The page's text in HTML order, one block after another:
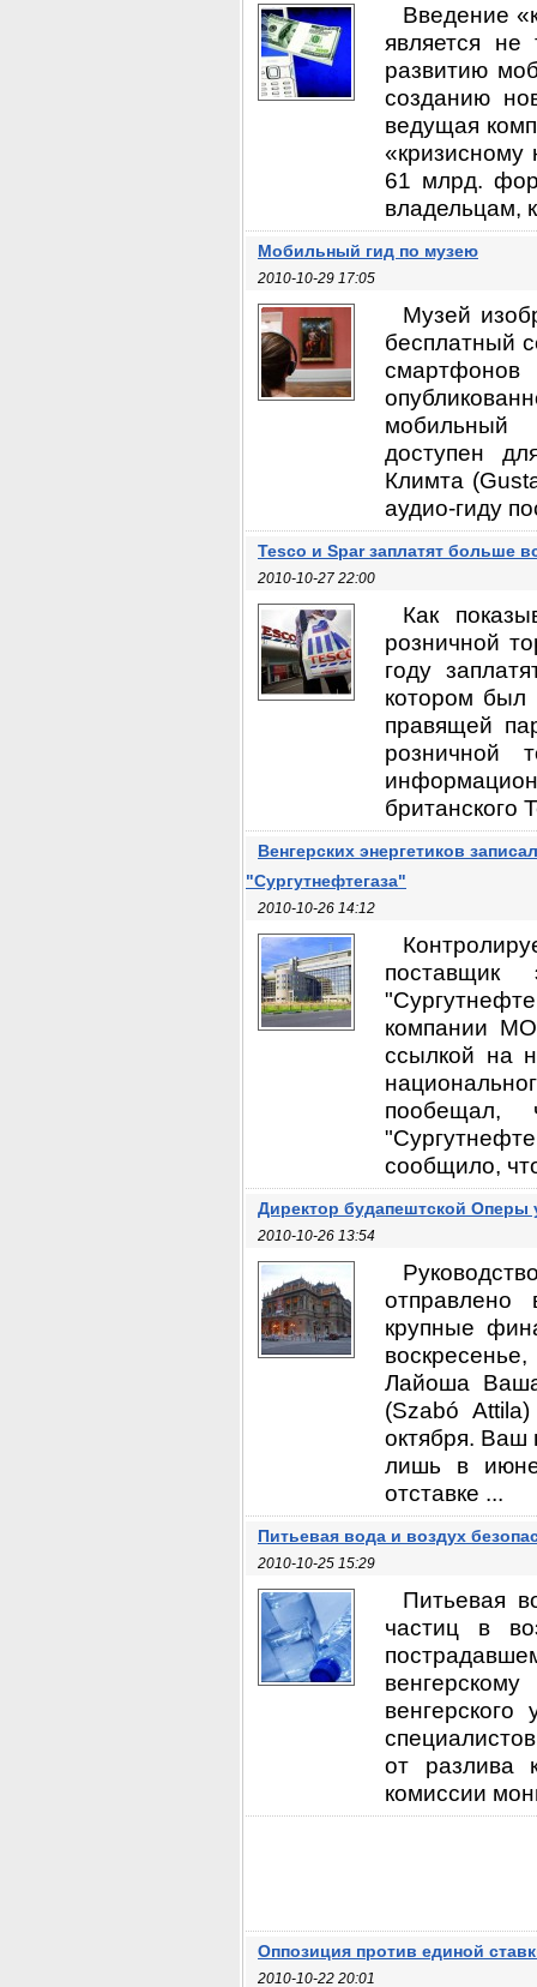
Введение
является
развитию
созданию
ведущая
«кризисному
61 млрд.
владельцам,
Мобильный гид по музею
2010-10-29 17:05
Музей
бесплатный
мобильный
доступен
Климта
аудио-гиду
Tesco и Spar заплатят больше
2010-10-27 22:00
Как
розничной
году
котором был
правящей
розничной
британского
Венгерских энергетиков
"Сургутнефтегаза"
2010-10-26 14:12
поставщик
компании
ссылкой на
пообещал,
сообщило,
Директор будапештской Оперы
2010-10-26 13:54
отправлено
крупные
Лайоша
(Szabó
октября. Ваш
лишь в
отставке ...
Питьевая вода и воздух
2010-10-25 15:29
Питьевая
частиц в
от разлива
комиссии
Оппозиция против единой
2010-10-22 20:01